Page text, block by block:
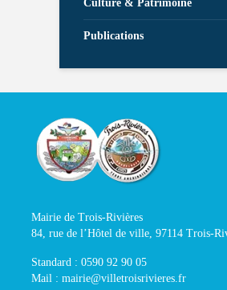
Culture & Patrimoine
Publications
Mairie de Trois-Rivières
84, rue de l’Hôtel de ville, 97114 Trois-
Standard : 0590 92 90 05
Mail : mairie@villetroisrivieres.fr